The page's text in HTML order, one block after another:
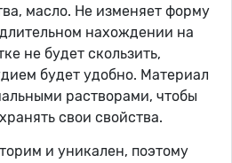
масло. Не изменяет форму
нахождении на
не будет скользить,
будет удобно. Материал
растворами, чтобы
свои свойства.
и уникален, поэтому